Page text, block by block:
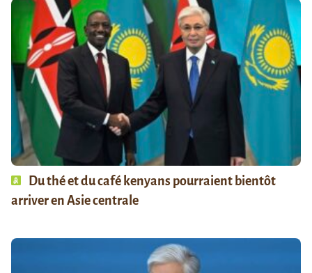
Du thé et du café kenyans pourraient bientôt
arriver en Asie centrale